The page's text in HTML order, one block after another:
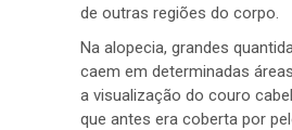
de outras regiões do corpo.
Na alopecia, grandes
caem em determinadas
a visualização do couro
que antes era coberta por